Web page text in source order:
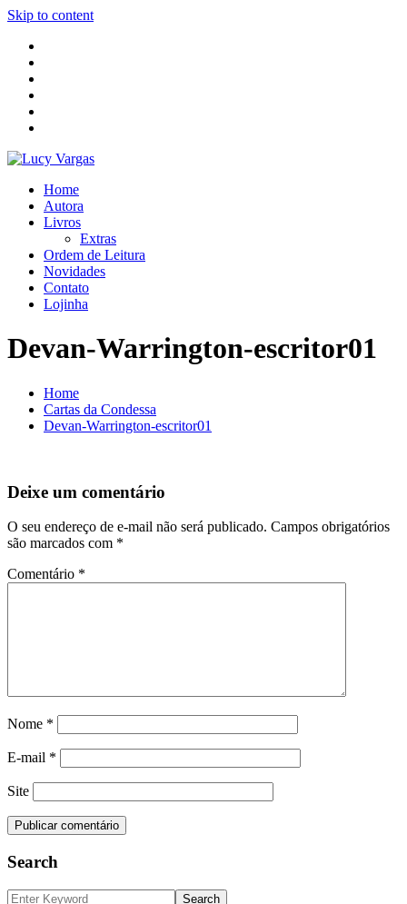
Skip to content
Home
Autora
Livros
Extras
Ordem de Leitura
Novidades
Contato
Lojinha
Devan-Warrington-escritor01
Home
Cartas da Condessa
Devan-Warrington-escritor01
Deixe um comentário
O seu endereço de e-mail não será publicado. Campos obrigatórios
são marcados com *
Comentário *
Nome *
E-mail *
Site
Search